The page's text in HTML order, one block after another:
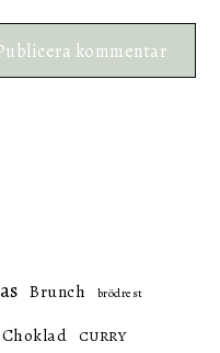
Brunch brödrest
Choklad CURRY